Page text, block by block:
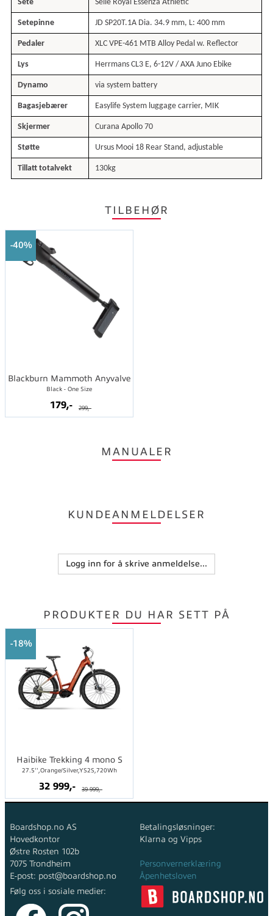
Sete Selle Royal Essenza Athletic
Setepinne JD SP20T.1A Dia. 34.9 mm, L: 400 mm
Pedaler XLC VPE-461 MTB Alloy Pedal w. Reflector
Lys Herrmans CL3 E, 6-12V / AXA Juno Ebike
Dynamo via system battery
Bagasjebærer Easylife System luggage carrier, MIK
Skjermer Curana Apollo 70
Støtte Ursus Mooi 18 Rear Stand, adjustable
Tillatt totalvekt 130kg
TILBEHØR
40%
Blackburn Mammoth Anyvalve
Black - One Size
179,- 299,-
MANUALER
KUNDEANMELDELSER
Logg inn for å skrive anmeldelse...
PRODUKTER DU HAR SETT PÅ
18%
Haibike Trekking 4 mono S
27.5'',Orange/Silver,YS2S,720Wh
32 999,- 39 999,-
Boardshop.no AS
Hovedkontor
Østre Rosten 102b
7075 Trondheim
E-post: post@boardshop.no
Betalingsløsninger:
Klarna og Vipps
Personvernerklæring
Åpenhetsloven
Følg oss i sosiale medier: